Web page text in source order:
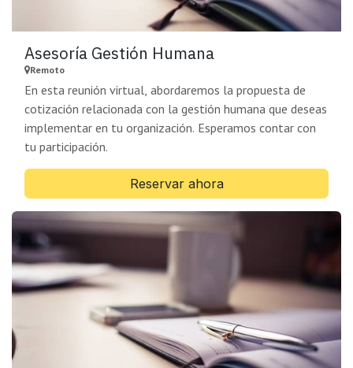
Asesoría Gestión Humana
Remoto
En esta reunión virtual, abordaremos la propuesta de
cotización relacionada con la gestión humana que deseas
implementar en tu organización. Esperamos contar con
tu participación.
Reservar ahora